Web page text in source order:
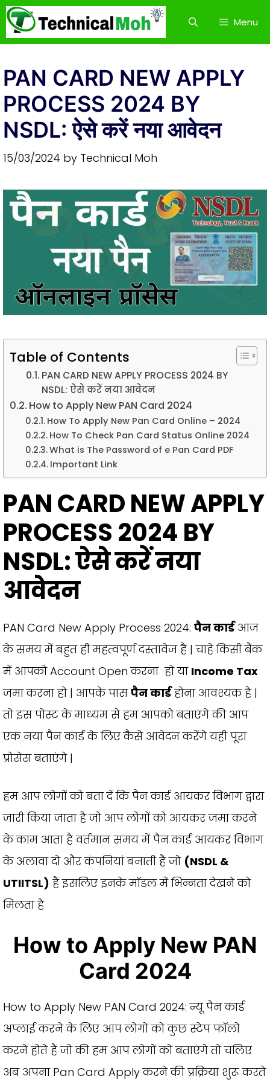
Skip
Menu
PAN CARD NEW APPLY
PROCESS 2024 BY
NSDL: ऐसे करें नया आवेदन
15/03/2024 by Technical Moh
Table of Contents
PAN CARD NEW APPLY PROCESS 2024 BY
NSDL: ऐसे करें नया आवेदन
How to Apply New PAN Card 2024
How To Apply New Pan Card Online – 2024
How To Check Pan Card Status Online 2024
What is The Password of e Pan Card PDF
Important Link
PAN CARD NEW APPLY
PROCESS 2024 BY
NSDL: ऐसे करें नया
आवेदन
PAN Card New Apply Process 2024: पैन कार्डआज
के समय में बहुत ही महत्वपूर्ण दस्तावेज है | चाहे किसी बैंक
में आपको Account Open करना हो या Income Tax
जमा करना हो | आपके पासपैन कार्डहोना आवश्यक है |
तो इस पोस्ट के माध्यम से हम आपको बताएंगे की आप
एक नया पैन कार्ड के लिए कैसे आवेदन करेंगे यही पूरा
प्रोसेस बताएंगे |
हम आप लोगों को बता दें कि पैन कार्ड आयकर विभाग द्वारा
जारी किया जाता है जो आप लोगों को आयकर जमा करने
के काम आता है वर्तमान समय में पैन कार्ड आयकर विभाग
के अलावा दो और कंपनियां बनाती हैं जो (NSDL &
UTIITSL) हैं इसलिए इनके मॉडल में भिन्नता देखने को
मिलता है
How to Apply New PAN
Card 2024
How to Apply New PAN Card 2024: न्यू पैन कार्ड
अप्लाई करने के लिए आप लोगों को कुछ स्टेप फॉलो
करने होते हैं जो की हम आप लोगों को बताएंगे तो चलिए
अब अपना Pan Card Apply करने की प्रक्रिया शुरू करते